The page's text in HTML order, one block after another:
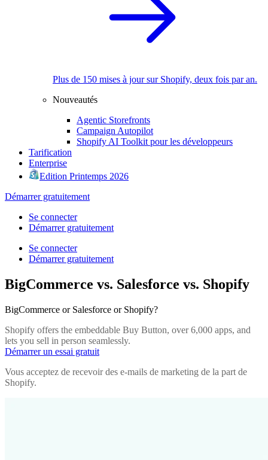
Plus de 150 mises à jour sur Shopify, deux fois par an.
Nouveautés
Agentic Storefronts
Campaign Autopilot
Shopify AI Toolkit pour les développeurs
Tarification
Enterprise
Edition Printemps 2026
Démarrer gratuitement
Se connecter
Démarrer gratuitement
Se connecter
Démarrer gratuitement
BigCommerce vs. Salesforce vs. Shopify
BigCommerce or Salesforce or Shopify?
Shopify offers the embeddable Buy Button, over 6,000 apps, and
lets you sell in person seamlessly.
Démarrer un essai gratuit
Vous acceptez de recevoir des e-mails de marketing de la part de
Shopify.